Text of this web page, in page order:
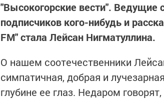
"Высокогорские вести".
подписчиков кого-нибудь и
FM" стала Лейсан Нигматуллина.
О нашем соотечественники
симпатичная, добрая и
глубине ее глаз. Недаром